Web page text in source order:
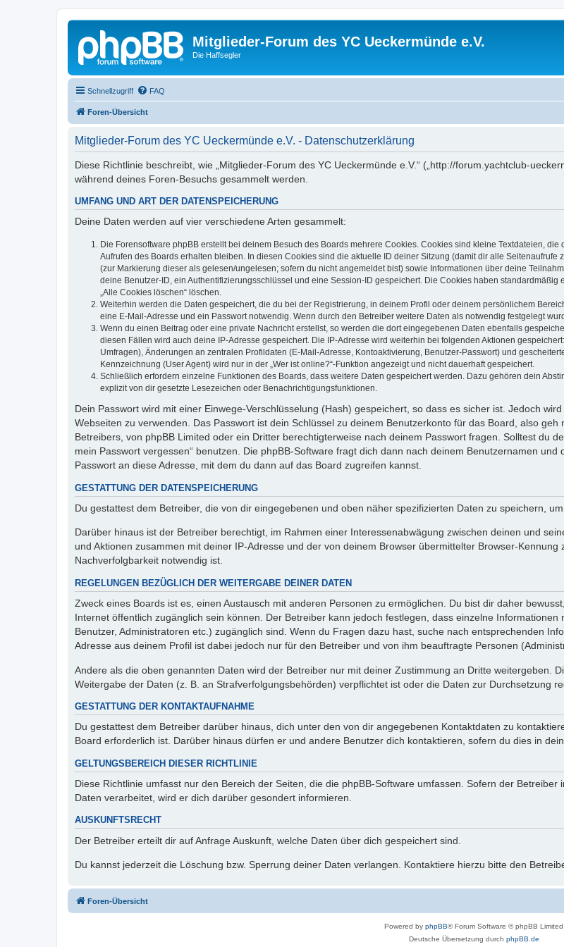
Mitglieder-Forum des YC Ueckermünde e.V.
Die Haffsegler
Schnellzugriff FAQ
Foren-Übersicht
Mitglieder-Forum des YC Ueckermünde e.V. - Datenschutzerklärung
Diese Richtlinie beschreibt, wie „Mitglieder-Forum des YC Ueckermünde e.V.“ („http://forum.yachtclub-
während deines Foren-Besuchs gesammelt werden.
UMFANG UND ART DER DATENSPEICHERUNG
Deine Daten werden auf vier verschiedene Arten gesammelt:
Die Forensoftware phpBB erstellt bei deinem Besuch des Boards mehrere Cookies. Cookies sind kleine Textdateien,
Aufrufen des Boards erhalten bleiben. In diesen Cookies sind die aktuelle ID deiner Sitzung (damit dir alle
(zur Markierung dieser als gelesen/ungelesen; sofern du nicht angemeldet bist) sowie Informationen über deine
deine Benutzer-ID, ein Authentifizierungsschlüssel und eine Session-ID gespeichert. Die Cookies haben
„Alle Cookies löschen“ löschen.
Weiterhin werden die Daten gespeichert, die du bei der Registrierung, in deinem Profil oder deinem persönlichem
eine E-Mail-Adresse und ein Passwort notwendig. Wenn durch den Betreiber weitere Daten als notwendig festgelegt
Wenn du einen Beitrag oder eine private Nachricht erstellst, so werden die dort eingegebenen Daten ebenfalls
diesen Fällen wird auch deine IP-Adresse gespeichert. Die IP-Adresse wird weiterhin bei folgenden Aktionen
Umfragen), Änderungen an zentralen Profildaten (E-Mail-Adresse, Kontoaktivierung, Benutzer-Passwort) und
Kennzeichnung (User Agent) wird nur in der „Wer ist online?“-Funktion angezeigt und nicht dauerhaft gespeichert.
Schließlich erfordern einzelne Funktionen des Boards, dass weitere Daten gespeichert werden. Dazu gehören dein
explizit von dir gesetzte Lesezeichen oder Benachrichtigungsfunktionen.
Dein Passwort wird mit einer Einwege-Verschlüsselung (Hash) gespeichert, so dass es sicher ist. Jedoch
Webseiten zu verwenden. Das Passwort ist dein Schlüssel zu deinem Benutzerkonto für das Board, also
Betreibers, von phpBB Limited oder ein Dritter berechtigterweise nach deinem Passwort fragen. Solltest du
mein Passwort vergessen“ benutzen. Die phpBB-Software fragt dich dann nach deinem Benutzernamen
Passwort an diese Adresse, mit dem du dann auf das Board zugreifen kannst.
GESTATTUNG DER DATENSPEICHERUNG
Du gestattest dem Betreiber, die von dir eingegebenen und oben näher spezifizierten Daten zu speichern,
Darüber hinaus ist der Betreiber berechtigt, im Rahmen einer Interessenabwägung zwischen deinen und
und Aktionen zusammen mit deiner IP-Adresse und der von deinem Browser übermittelter Browser-
Nachverfolgbarkeit notwendig ist.
REGELUNGEN BEZÜGLICH DER WEITERGABE DEINER DATEN
Zweck eines Boards ist es, einen Austausch mit anderen Personen zu ermöglichen. Du bist dir daher
Internet öffentlich zugänglich sein können. Der Betreiber kann jedoch festlegen, dass einzelne
Benutzer, Administratoren etc.) zugänglich sind. Wenn du Fragen dazu hast, suche nach entsprechenden
Adresse aus deinem Profil ist dabei jedoch nur für den Betreiber und von ihm beauftragte Personen
Andere als die oben genannten Daten wird der Betreiber nur mit deiner Zustimmung an Dritte weitergeben.
Weitergabe der Daten (z. B. an Strafverfolgungsbehörden) verpflichtet ist oder die Daten zur Durchsetzung
GESTATTUNG DER KONTAKTAUFNAHME
Du gestattest dem Betreiber darüber hinaus, dich unter den von dir angegebenen Kontaktdaten zu
Board erforderlich ist. Darüber hinaus dürfen er und andere Benutzer dich kontaktieren, sofern du dies in
GELTUNGSBEREICH DIESER RICHTLINIE
Diese Richtlinie umfasst nur den Bereich der Seiten, die die phpBB-Software umfassen. Sofern der
Daten verarbeitet, wird er dich darüber gesondert informieren.
AUSKUNFTSRECHT
Der Betreiber erteilt dir auf Anfrage Auskunft, welche Daten über dich gespeichert sind.
Du kannst jederzeit die Löschung bzw. Sperrung deiner Daten verlangen. Kontaktiere hierzu bitte den
Foren-Übersicht
Powered by phpBB® Forum Software © phpBB Limited
Deutsche Übersetzung durch phpBB.de